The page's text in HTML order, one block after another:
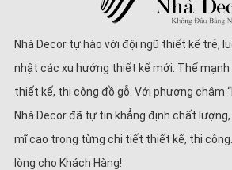
Nhà Decor tự hào với đội ngũ thiết kế trẻ,
nhật các xu hướng thiết kế mới. Thế
thiết kế, thi công đồ gỗ. Với phương châm
Nhà Decor đã tự tin khẳng định chất
mĩ cao trong từng chi tiết thiết kế, thi
lòng cho Khách Hàng!